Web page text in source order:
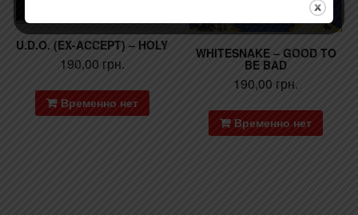
U.D.O. (EX-ACCEPT) – HOLY
190,00 грн.
Временно нет
WHITESNAKE – GOOD TO
BE BAD
190,00 грн.
Временно нет